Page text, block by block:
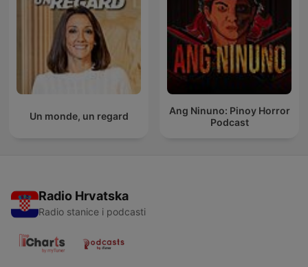
Un monde, un regard
Ang Ninuno: Pinoy Horror
Podcast
Radio Hrvatska
Radio stanice i podcasti